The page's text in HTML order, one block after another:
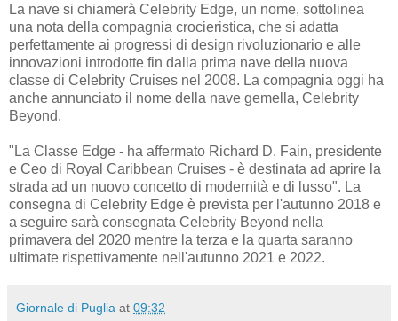
La nave si chiamerà Celebrity Edge, un nome, sottolinea
una nota della compagnia crocieristica, che si adatta
perfettamente ai progressi di design rivoluzionario e alle
innovazioni introdotte fin dalla prima nave della nuova
classe di Celebrity Cruises nel 2008. La compagnia oggi ha
anche annunciato il nome della nave gemella, Celebrity
Beyond.
"La Classe Edge - ha affermato Richard D. Fain, presidente
e Ceo di Royal Caribbean Cruises - è destinata ad aprire la
strada ad un nuovo concetto di modernità e di lusso". La
consegna di Celebrity Edge è prevista per l'autunno 2018 e
a seguire sarà consegnata Celebrity Beyond nella
primavera del 2020 mentre la terza e la quarta saranno
ultimate rispettivamente nell'autunno 2021 e 2022.
Giornale di Puglia at 09:32